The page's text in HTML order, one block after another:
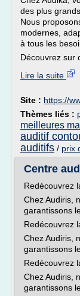
des plus
Nous
modernes,
à tous les
Découvrez sur
Lire la suite
Site : https://
Thèmes liés :
meilleures
auditif
auditifs / prix
Centre
Redécouvrez
Chez Audiris,
garantissons
Redécouvrez
Chez Audiris,
garantissons
Redécouvrez
Chez Audiris,
garantissons